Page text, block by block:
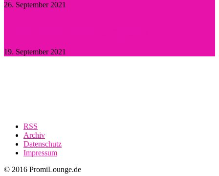
26. September 2021
19. September 2021
RSS
Archiv
Datenschutz
Impressum
© 2016 PromiLounge.de